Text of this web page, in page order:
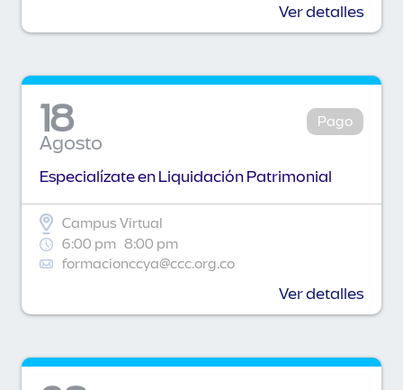
Ver detalles
18
Agosto
Pago
Especialízate en Liquidación Patrimonial
Campus Virtual
6:00 pm 8:00 pm
formacionccya@ccc.org.co
Ver detalles